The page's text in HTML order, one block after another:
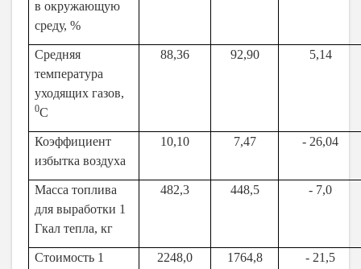
в окружающую
среду, %
Средняя
температура
уходящих газов,
0С
88,36 92,90 5,14
Коэффициент
избытка воздуха
10,10 7,47 - 26,04
Масса топлива
для выработки 1
Гкал тепла, кг
482,3 448,5 - 7,0
Стоимость 1
2248,0 1764,8 - 21,5